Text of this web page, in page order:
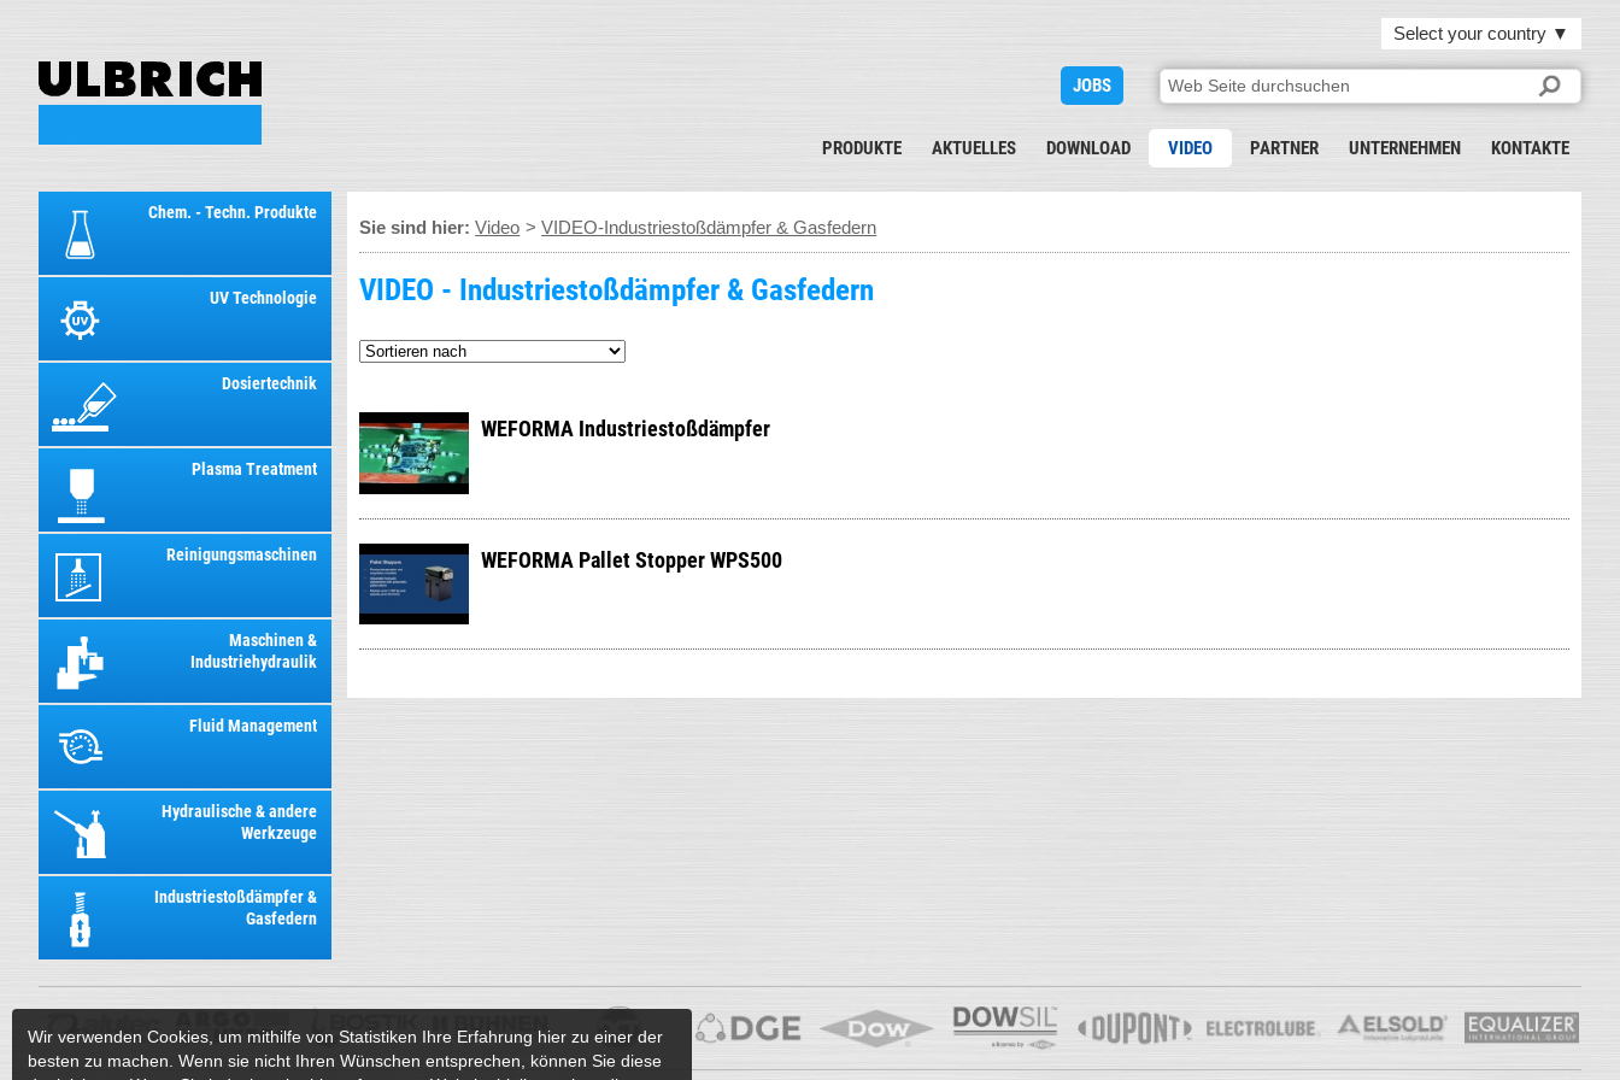
Select your country ▼
JOBS
PRODUKTE AKTUELLES DOWNLOAD VIDEO PARTNER UNTERNEHMEN KONTAKTE
Chem. - Techn. Produkte
UV Technologie
Dosiertechnik
Plasma Treatment
Reinigungsmaschinen
Maschinen &
Industriehydraulik
Fluid Management
Hydraulische & andere
Werkzeuge
Industriestoßdämpfer &
Gasfedern
Sie sind hier:Video >VIDEO-Industriestoßdämpfer & Gasfedern
VIDEO - Industriestoßdämpfer & Gasfedern
WEFORMA Industriestoßdämpfer
WEFORMA Pallet Stopper WPS500
Wir verwenden Cookies, um mithilfe von Statistiken Ihre Erfahrung hier zu einer der
besten zu machen. Wenn sie nicht Ihren Wünschen entsprechen, können Sie diese